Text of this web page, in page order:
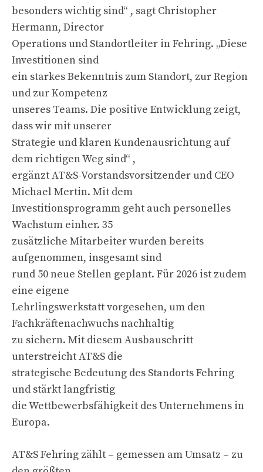
besonders wichtig sind“ , sagt Christopher
Hermann, Director
Operations und Standortleiter in Fehring. „Diese
Investitionen sind
ein starkes Bekenntnis zum Standort, zur Region
und zur Kompetenz
unseres Teams. Die positive Entwicklung zeigt,
dass wir mit unserer
Strategie und klaren Kundenausrichtung auf
dem richtigen Weg sind“ ,
ergänzt AT&S-Vorstandsvorsitzender und CEO
Michael Mertin. Mit dem
Investitionsprogramm geht auch personelles
Wachstum einher. 35
zusätzliche Mitarbeiter wurden bereits
aufgenommen, insgesamt sind
rund 50 neue Stellen geplant. Für 2026 ist zudem
eine eigene
Lehrlingswerkstatt vorgesehen, um den
Fachkräftenachwuchs nachhaltig
zu sichern. Mit diesem Ausbauschritt
unterstreicht AT&S die
strategische Bedeutung des Standorts Fehring
und stärkt langfristig
die Wettbewerbsfähigkeit des Unternehmens in
Europa.
AT&S Fehring zählt – gemessen am Umsatz – zu